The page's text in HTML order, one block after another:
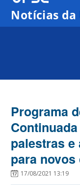
Notícias da
Programa
palestras
para
17/08/2021 13:19